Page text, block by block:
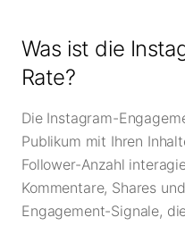
Was ist die
Rate?
Die Instagram-
Publikum mit Ihren
Follower-Anzahl
Kommentare, Shares
Engagement-Signale,